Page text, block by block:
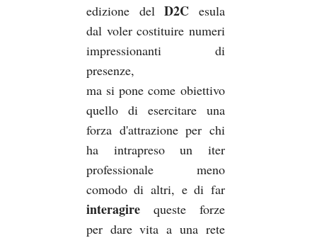
edizione delD2C esula
dal voler costituire numeri
impressionanti di
presenze,
ma si pone come obiettivo
quello di esercitare una
forza d'attrazione per chi
ha intrapreso un iter
professionale meno
comodo di altri, e di far
interagirequeste forze
per dare vita a una rete